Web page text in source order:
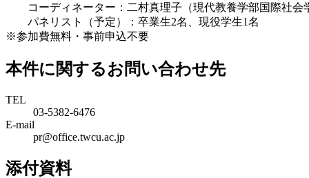
コーディネーター：二村真理子（現代教養学部国際社会
パネリスト（予定）：卒業生2名、現役学生1名
※参加費無料・事前申込不要
本件に関するお問い合わせ先
TEL
03-5382-6476
E-mail
pr@office.twcu.ac.jp
添付資料